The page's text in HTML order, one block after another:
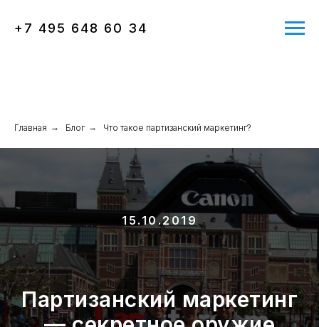
+7 495 648 60 34
Главная → Блог → Что такое партизанский маркетинг?
15.10.2019
Партизанский маркетинг